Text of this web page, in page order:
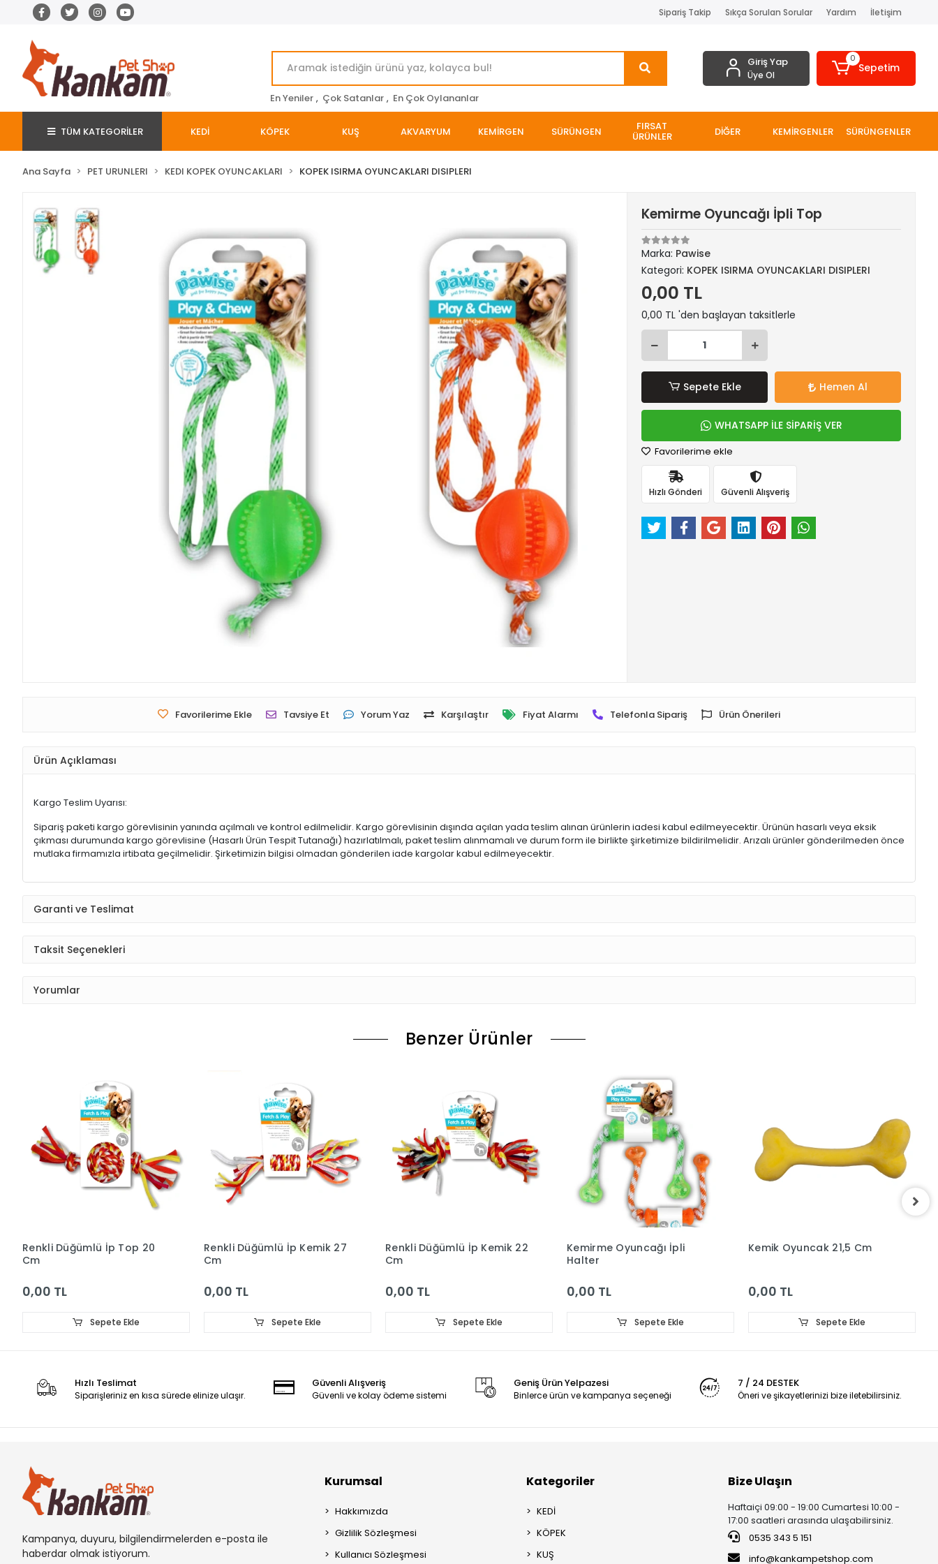
Sipariş Takip Sıkça Sorulan Sorular Yardım İletişim
En Yeniler , Çok Satanlar , En Çok Oylananlar
Giriş Yap
Üye Ol
0
Sepetim
TÜM KATEGORİLER KEDİ KÖPEK KUŞ AKVARYUM KEMİRGEN SÜRÜNGEN FIRSAT
ÜRÜNLER DİĞER KEMİRGENLER SÜRÜNGENLER
Ana Sayfa PET URUNLERI KEDI KOPEK OYUNCAKLARI KOPEK ISIRMA OYUNCAKLARI DISIPLERI
Kemirme Oyuncağı İpli Top
Marka: Pawise
Kategori: KOPEK ISIRMA OYUNCAKLARI DISIPLERI
0,00 TL
0,00 TL 'den başlayan taksitlerle
Sepete Ekle Hemen Al
WHATSAPP İLE SİPARİŞ VER
Favorilerime ekle
Hızlı Gönderi Güvenli Alışveriş
Favorilerime Ekle Tavsiye Et Yorum Yaz Karşılaştır Fiyat Alarmı Telefonla Sipariş Ürün Önerileri
Ürün Açıklaması
Kargo Teslim Uyarısı:
Sipariş paketi kargo görevlisinin yanında açılmalı ve kontrol edilmelidir. Kargo görevlisinin dışında açılan yada teslim alınan ürünlerin iadesi kabul edilmeyecektir. Ürünün hasarlı veya eksik
çıkması durumunda kargo görevlisine (Hasarlı Ürün Tespit Tutanağı) hazırlatılmalı, paket teslim alınmamalı ve durum form ile birlikte şirketimize bildirilmelidir. Arızalı ürünler gönderilmeden önce
mutlaka firmamızla irtibata geçilmelidir. Şirketimizin bilgisi olmadan gönderilen iade kargolar kabul edilmeyecektir.
Garanti ve Teslimat
Taksit Seçenekleri
Yorumlar
Benzer Ürünler
Renkli Düğümlü İp Top 20
Cm
0,00 TL
Sepete Ekle
Renkli Düğümlü İp Kemik 27
Cm
0,00 TL
Sepete Ekle
Renkli Düğümlü İp Kemik 22
Cm
0,00 TL
Sepete Ekle
Kemirme Oyuncağı İpli
Halter
0,00 TL
Sepete Ekle
Kemik Oyuncak 21,5 Cm
0,00 TL
Sepete Ekle
Hızlı Teslimat
Siparişleriniz en kısa sürede elinize ulaşır.
Güvenli Alışveriş
Güvenli ve kolay ödeme sistemi
Geniş Ürün Yelpazesi
Binlerce ürün ve kampanya seçeneği
7 / 24 DESTEK
Öneri ve şikayetlerinizi bize iletebilirsiniz.
Kampanya, duyuru, bilgilendirmelerden e-posta ile
haberdar olmak istiyorum.
Kurumsal
Hakkımızda
Gizlilik Sözleşmesi
Kullanıcı Sözleşmesi
Kategoriler
KEDİ
KÖPEK
KUŞ
Bize Ulaşın
Haftaiçi 09:00 - 19:00 Cumartesi 10:00 -
17:00 saatleri arasında ulaşabilirsiniz.
0535 343 5 151
info@kankampetshop.com